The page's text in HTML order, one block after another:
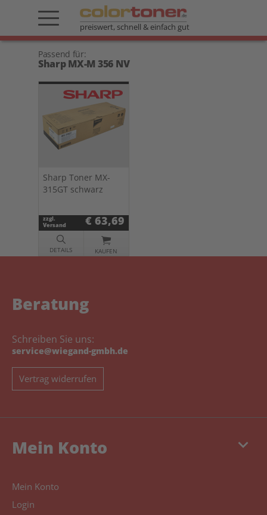
preiswert, schnell & einfach gut
Passend für:
Sharp MX-M 356 NV
Sharp Toner MX-
315GT schwarz
zzgl.
Versand
€ 63,69
DETAILS KAUFEN
Beratung
Schreiben Sie uns:
service@wiegand-gmbh.de
Vertrag widerrufen
keyboard_arrow_down
Mein Konto
Mein Konto
Login